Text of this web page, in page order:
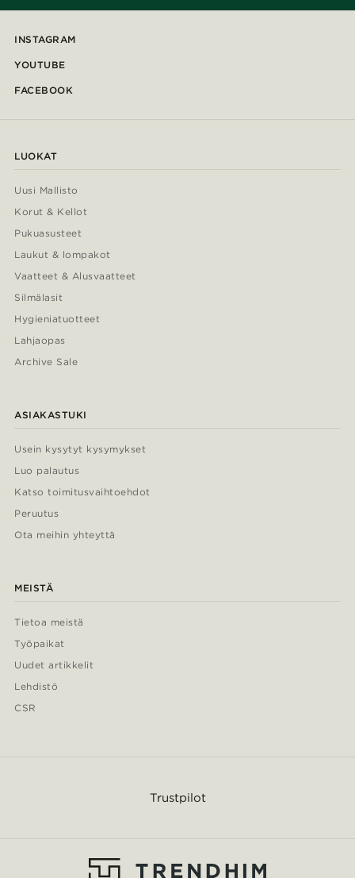
INSTAGRAM
YOUTUBE
FACEBOOK
LUOKAT
Uusi Mallisto
Korut & Kellot
Pukuasusteet
Laukut & lompakot
Vaatteet & Alusvaatteet
Silmälasit
Hygieniatuotteet
Lahjaopas
Archive Sale
ASIAKASTUKI
Usein kysytyt kysymykset
Luo palautus
Katso toimitusvaihtoehdot
Peruutus
Ota meihin yhteyttä
MEISTÄ
Tietoa meistä
Työpaikat
Uudet artikkelit
Lehdistö
CSR
Trustpilot